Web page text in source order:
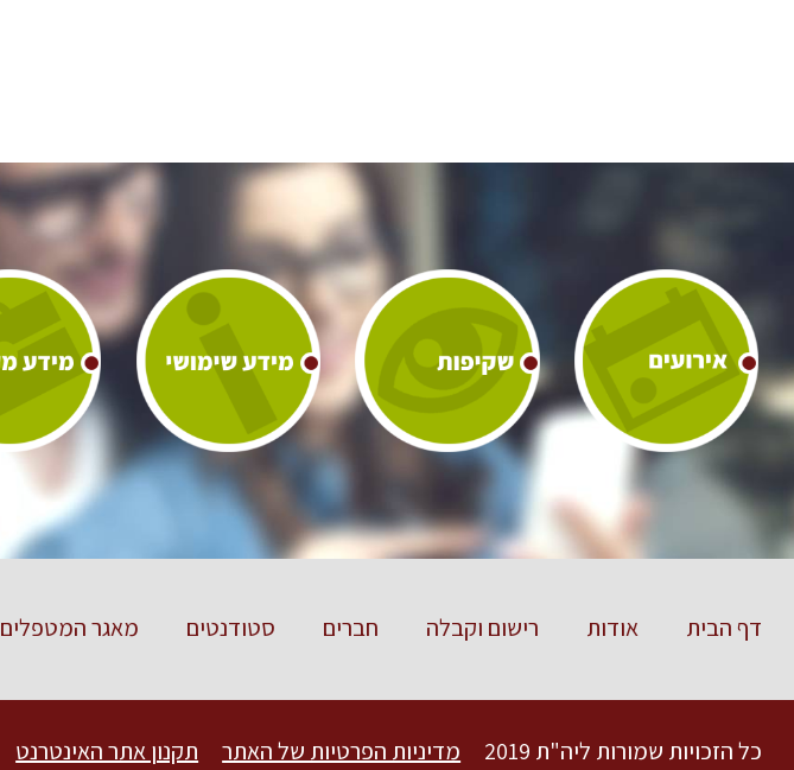
דף הבית אודות רישום וקבלה חברים סטודנטים מאגר המטפלים
כל הזכויות שמורות ליה"ת 2019 מדיניות הפרטיות של האתר תקנון אתר האינטרנט